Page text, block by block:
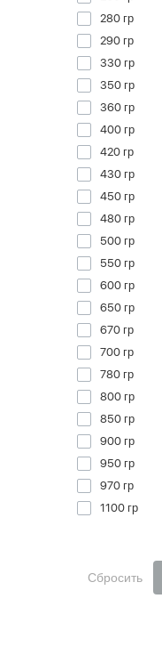
280 гр
290 гр
330 гр
350 гр
360 гр
400 гр
420 гр
430 гр
450 гр
480 гр
500 гр
550 гр
600 гр
650 гр
670 гр
700 гр
780 гр
800 гр
850 гр
900 гр
950 гр
970 гр
1100 гр
Сбросить